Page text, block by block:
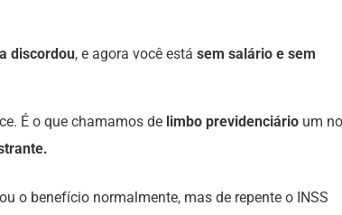
discordou, e agora você está sem salário e sem
É o que chamamos de limbo previdenciário um
o benefício normalmente, mas de repente o INSS